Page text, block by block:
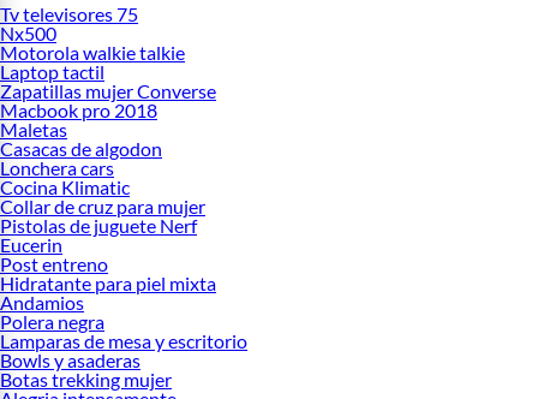
Tv televisores 75
Nx500
Motorola walkie talkie
Laptop tactil
Zapatillas mujer Converse
Macbook pro 2018
Maletas
Casacas de algodon
Lonchera cars
Cocina Klimatic
Collar de cruz para mujer
Pistolas de juguete Nerf
Eucerin
Post entreno
Hidratante para piel mixta
Andamios
Polera negra
Lamparas de mesa y escritorio
Bowls y asaderas
Botas trekking mujer